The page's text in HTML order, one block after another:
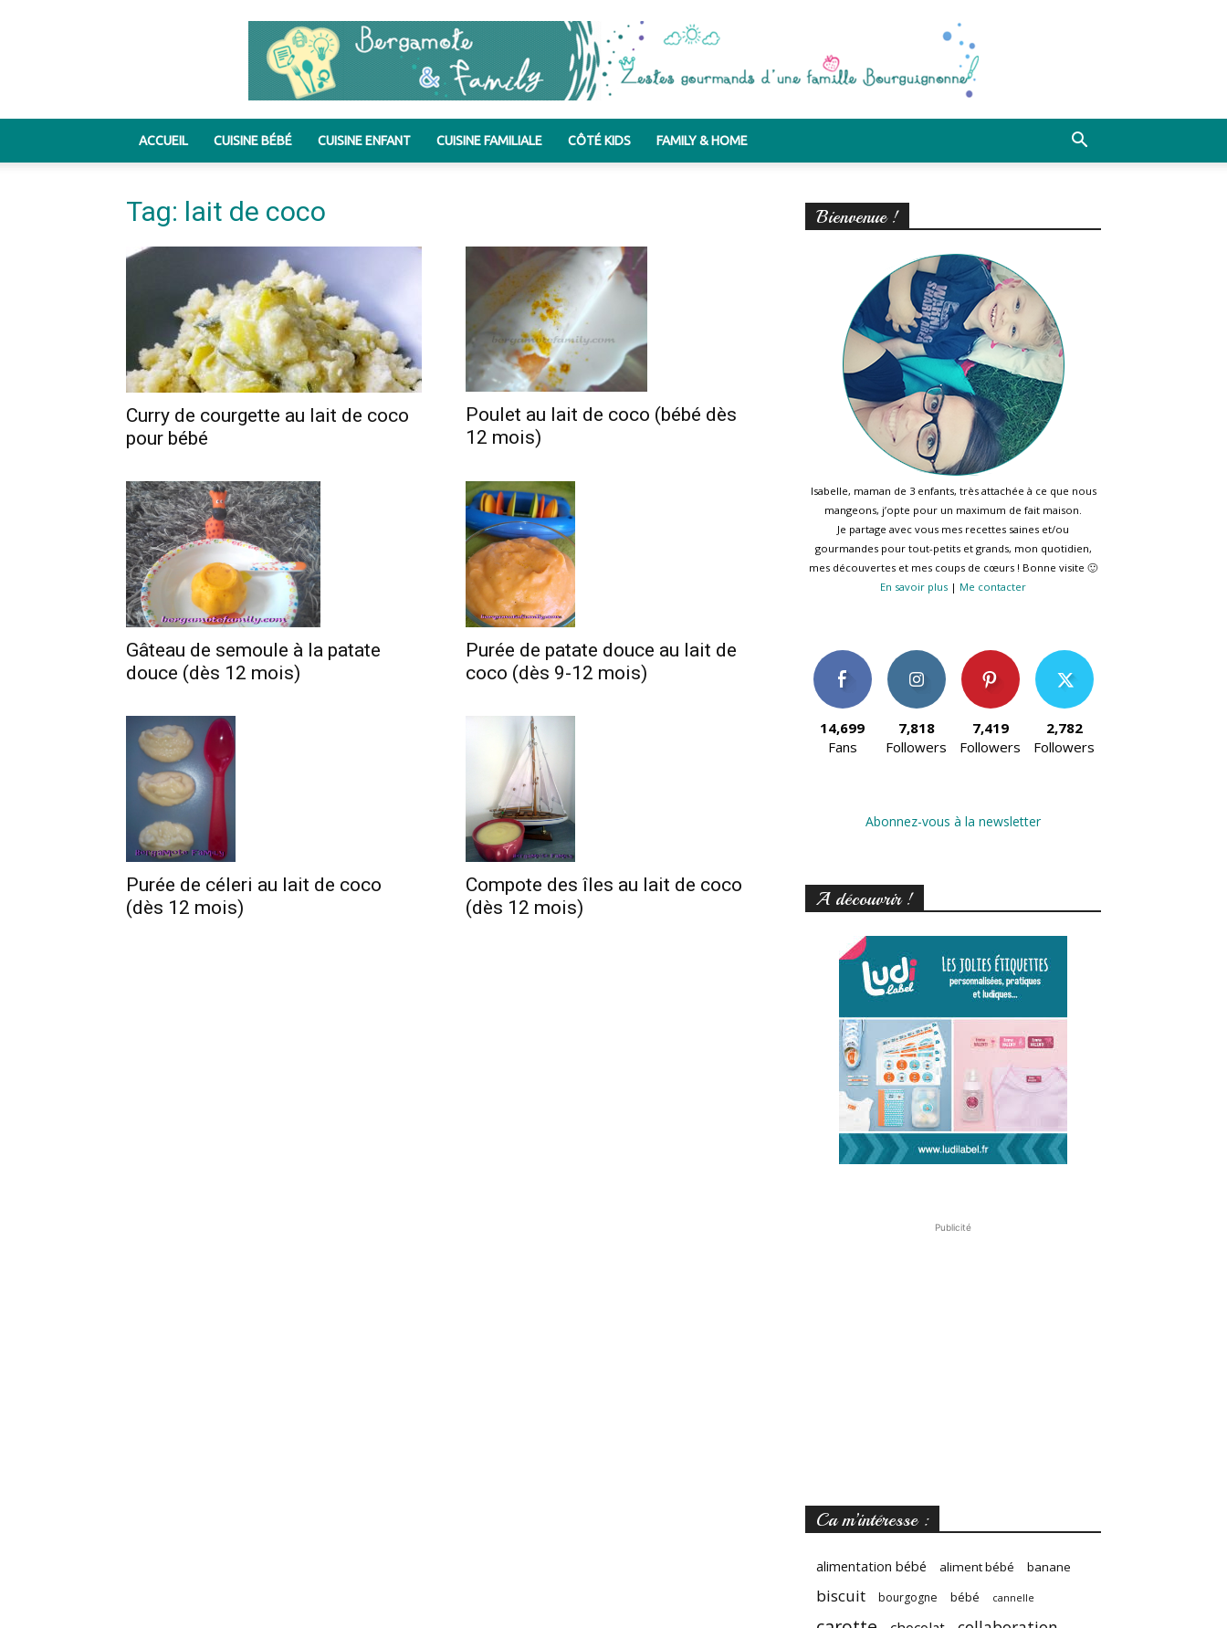
&
Family
ACCUEIL CUISINE BÉBÉ CUISINE ENFANT CUISINE FAMILIALE CÔTÉ KIDS FAMILY & HOME
Tag: lait de coco
Curry de courgette au lait de coco
pour bébé
Poulet au lait de coco (bébé dès
12 mois)
Gâteau de semoule à la patate
douce (dès 12 mois)
Purée de patate douce au lait de
coco (dès 9-12 mois)
Purée de céleri au lait de coco
(dès 12 mois)
Compote des îles au lait de coco
(dès 12 mois)
Bienvenue !
Isabelle, maman de 3 enfants, très attachée à ce que nous
mangeons, j’opte pour un maximum de fait maison.
Je partage avec vous mes recettes saines et/ou
gourmandes pour tout-petits et grands, mon quotidien,
mes découvertes et mes coups de cœurs ! Bonne visite 🙂
En savoir plus | Me contacter
14,699
Fans
7,818
Followers
7,419
Followers
2,782
Followers
Abonnez-vous à la newsletter
A découvrir !
Publicité
Ca m’intéresse :
alimentation bébé aliment bébé banane
biscuit bourgogne bébé cannelle